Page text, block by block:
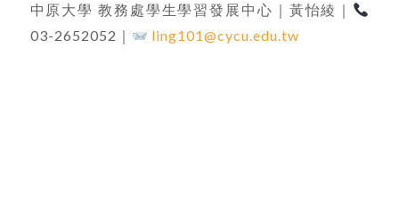
中原大學 教務處學生學習發展中心｜黃怡綾｜
03-2652052｜
ling101@cycu.edu.tw